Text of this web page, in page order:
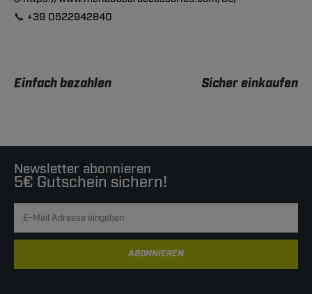
📞 +39 0522942840
Einfach bezahlen Sicher einkaufen
Newsletter abonnieren
5€ Gutschein sichern!
ABONNIEREN